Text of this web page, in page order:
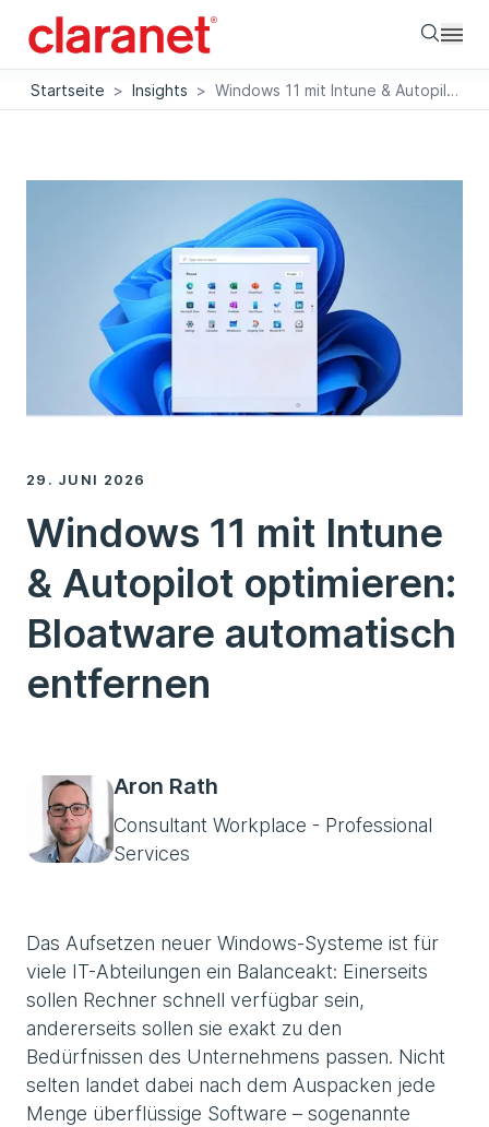
Startseite > Insights > Windows 11 mit Intune & Autopilot optimieren: Bloatware automatisch entfernen
29. JUNI 2026
Windows 11 mit Intune
& Autopilot optimieren:
Bloatware automatisch
entfernen
Aron Rath
Consultant Workplace - Professional
Services
Das Aufsetzen neuer Windows-Systeme ist für
viele IT-Abteilungen ein Balanceakt: Einerseits
sollen Rechner schnell verfügbar sein,
andererseits sollen sie exakt zu den
Bedürfnissen des Unternehmens passen. Nicht
selten landet dabei nach dem Auspacken jede
Menge überflüssige Software – sogenannte